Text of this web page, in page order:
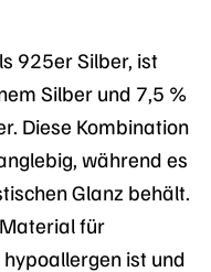
925er Silber, ist
Silber und 7,5 %
Diese Kombination
während es
Glanz behält.
für
hypoallergen ist und